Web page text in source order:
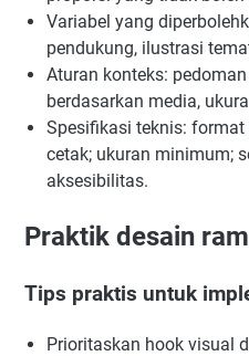
Variabel yang
pendukung, ilustrasi
Aturan konteks:
berdasarkan media,
Spesifikasi teknis:
cetak; ukuran minimum;
aksesibilitas.
Praktik desain
Tips praktis untuk
Prioritaskan hook visual